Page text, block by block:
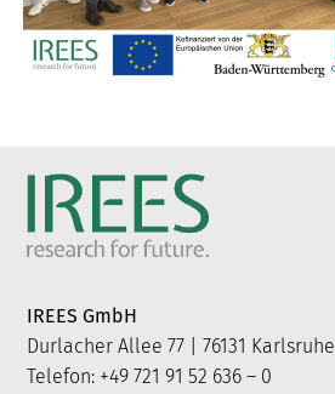
IREES GmbH
Durlacher Allee 77 | 76131 Karlsruhe
Telefon: +49 721 91 52 636 – 0